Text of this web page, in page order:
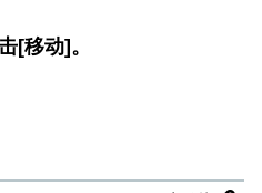
[移动]。